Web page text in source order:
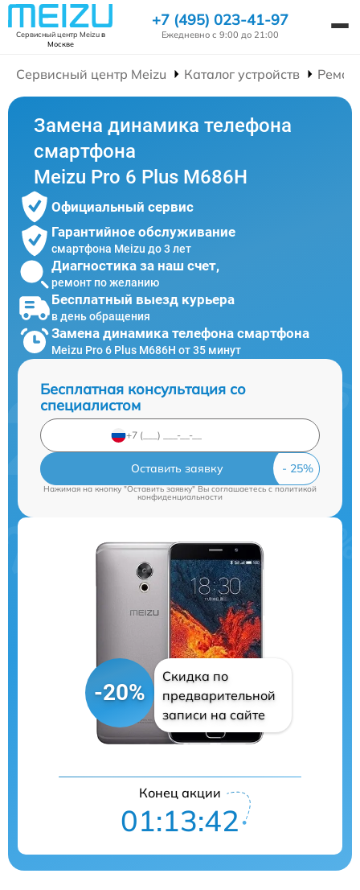
Сервисный центр Meizuв
Москве
+7 (495) 023-41-97
Ежедневно с 9:00 до 21:00
Сервисный центр Meizu Каталог устройств
Замена динамика телефона
смартфона
Meizu Pro 6 Plus M686H
Официальный сервис
Гарантийное обслуживание
смартфона Meizu до 3 лет
Диагностика за наш счет,
ремонт по желанию
Бесплатный выезд курьера
в день обращения
Замена динамика телефона смартфона
Meizu Pro 6 Plus M686H от 35 минут
Бесплатная консультация со
специалистом
Оставить заявку
Нажимая на кнопку "Оставить заявку" Вы соглашаетесь cполитикой
конфиденциальности
-20%
Скидка по
предварительной
записи на сайте
Конец акции
01:13:42